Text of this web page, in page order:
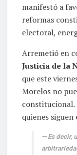
manifestó a
reformas
electoral,
Arremetió en
Justicia de la
que este
Morelos no
constitucional.
quienes
Es decir,